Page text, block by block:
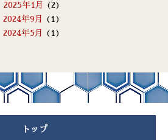
2025年1月
(2)
2024年9月
(1)
2024年5月
(1)
2023年4月(1)
2023年2月(1)
2023年1月(2)
2022年11月(1)
2022年10月(2)
トップ